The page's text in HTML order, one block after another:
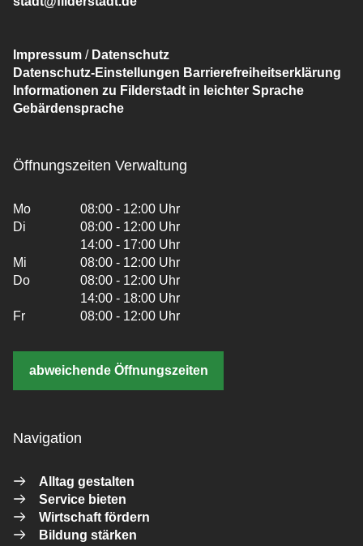
Impressum / Datenschutz
Datenschutz-Einstellungen Barrierefreiheitserklärung
Informationen zu Filderstadt in leichter Sprache
Gebärdensprache
Öffnungszeiten Verwaltung
Mo
08:00 - 12:00 Uhr
Di
08:00 - 12:00 Uhr
14:00 - 17:00 Uhr
Mi
08:00 - 12:00 Uhr
Do
08:00 - 12:00 Uhr
14:00 - 18:00 Uhr
Fr
08:00 - 12:00 Uhr
abweichende Öffnungszeiten
Navigation
Alltag gestalten
Service bieten
Wirtschaft fördern
Bildung stärken